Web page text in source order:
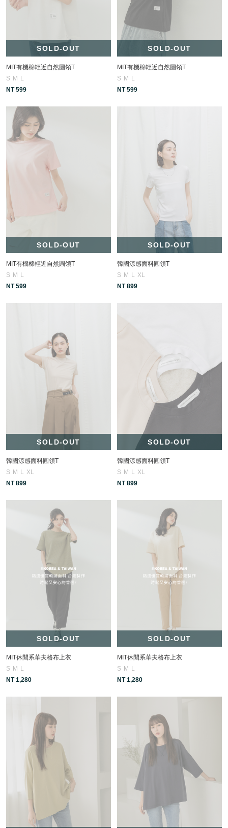
SOLD-OUT
MIT有機棉輕近自然圓領T
S M L
NT 599
SOLD-OUT
MIT有機棉輕近自然圓領T
S M L
NT 599
SOLD-OUT
MIT有機棉輕近自然圓領T
S M
L
NT 599
SOLD-OUT
韓國涼感面料圓領T
S M L XL
NT 899
SOLD-OUT
韓國涼感面料圓領T
S M L
XL
NT 899
SOLD-OUT
韓國涼感面料圓領T
S M L
XL
NT 899
SOLD-OUT
MIT休閒系華夫格布上衣
S M
L
NT 1,280
SOLD-OUT
MIT休閒系華夫格布上衣
S M
L
NT 1,280